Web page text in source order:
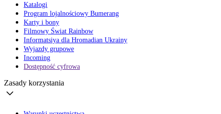
Katalogi
Program lojalnościowy Bumerang
Karty i bony
Filmowy Świat Rainbow
Informatsiya dla Hromadian Ukrainy
Wyjazdy grupowe
Incoming
Dostępność cyfrowa
Zasady korzystania